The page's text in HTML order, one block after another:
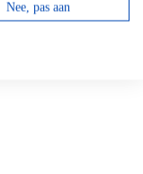
Nee, pas aan